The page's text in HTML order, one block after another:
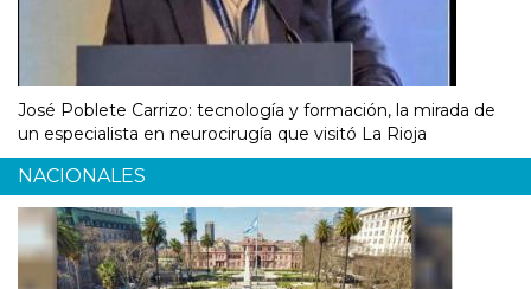
José Poblete Carrizo: tecnología y formación, la mirada de
un especialista en neurocirugía que visitó La Rioja
NACIONALES